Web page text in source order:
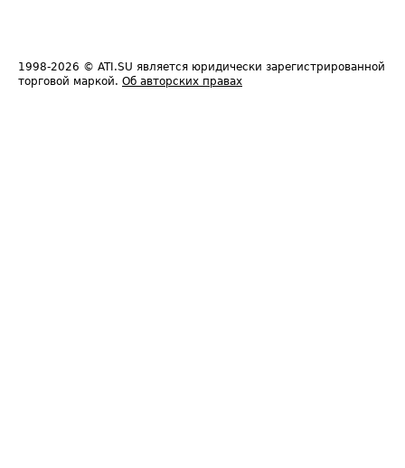
1998-2026 © ATI.SU является юридически зарегистрированной
торговой маркой. Об авторских правах